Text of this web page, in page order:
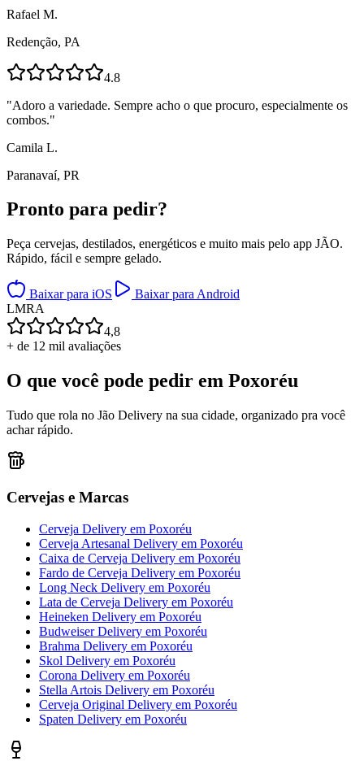
Rafael M.
Redenção, PA
4.8
"Adoro a variedade. Sempre acho o que procuro, especialmente os
combos."
Camila L.
Paranavaí, PR
Pronto para pedir?
Peça cervejas, destilados, energéticos e muito mais pelo app JÃO.
Rápido, fácil e sempre gelado.
Baixar para iOS
Baixar para Android
LMRA
4,8
+ de 12 mil avaliações
O que você pode pedir em Poxoréu
Tudo que rola no Jão Delivery na sua cidade, organizado pra você
achar rápido.
Cervejas e Marcas
Cerveja Delivery em Poxoréu
Cerveja Artesanal Delivery em Poxoréu
Caixa de Cerveja Delivery em Poxoréu
Fardo de Cerveja Delivery em Poxoréu
Long Neck Delivery em Poxoréu
Lata de Cerveja Delivery em Poxoréu
Heineken Delivery em Poxoréu
Budweiser Delivery em Poxoréu
Brahma Delivery em Poxoréu
Skol Delivery em Poxoréu
Corona Delivery em Poxoréu
Stella Artois Delivery em Poxoréu
Cerveja Original Delivery em Poxoréu
Spaten Delivery em Poxoréu